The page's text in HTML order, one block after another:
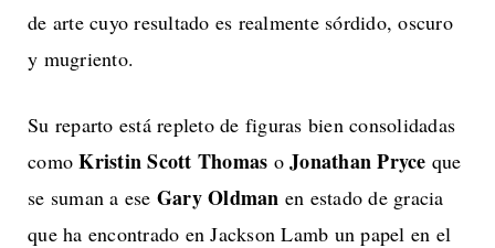
de arte cuyo resultado es realmente sórdido, oscuro
y mugriento.
Su reparto está repleto de figuras bien consolidadas
comoKristin Scott Thomas o Jonathan Pryce que
se suman a ese Gary Oldman en estado de gracia
que ha encontrado en Jackson Lamb un papel en el